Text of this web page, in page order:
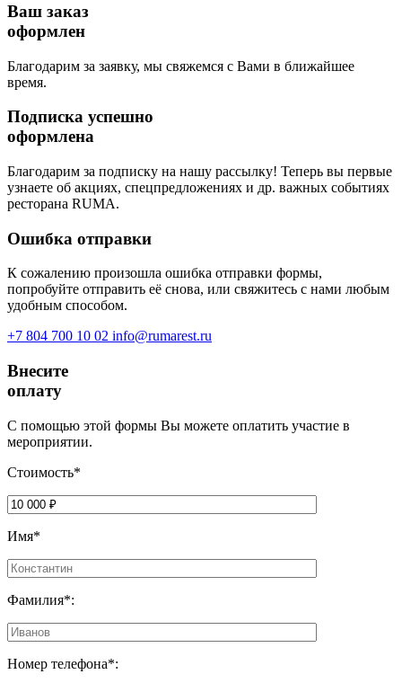
Ваш заказ
оформлен
Благодарим за заявку, мы свяжемся с Вами в ближайшее
время.
Подписка успешно
оформлена
Благодарим за подписку на нашу рассылку! Теперь вы первые
узнаете об акциях, спецпредложениях и др. важных событиях
ресторана RUMA.
Ошибка отправки
К сожалению произошла ошибка отправки формы,
попробуйте отправить её снова, или свяжитесь с нами любым
удобным способом.
+7 804 700 10 02 info@rumarest.ru
Внесите
оплату
С помощью этой формы Вы можете оплатить участие в
мероприятии.
Стоимость*
Имя*
Фамилия*:
Номер телефона*: